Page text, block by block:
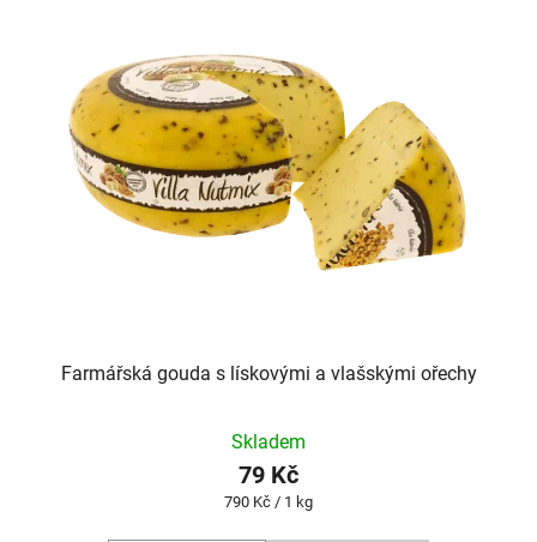
Farmářská gouda s lískovými a vlašskými ořechy
Skladem
79 Kč
Měrná
790 Kč / 1 kg